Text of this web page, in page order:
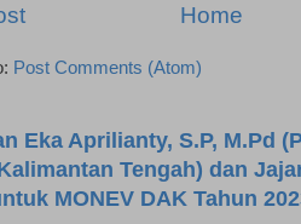
Home
Post Comments (Atom)
Eka Aprilianty, S.P, M.Pd
Tengah) dan
MONEV DAK Tahun